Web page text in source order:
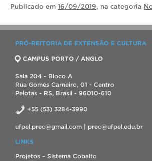
Publicado em 16/09/2019, na categoria
PRÓ-REITORIA DE EXTENSÃO E CULTURA
CAMPUS PORTO / ANGLO
Sala 204 - Bloco A
Rua Gomes Carneiro, 01 - Centro
Pelotas - RS, Brasil - 96010-610
+55 (53) 3284-3990
ufpel.prec@gmail.com | prec@ufpel.edu.br
LINKS
Projetos – Sistema Cobalto